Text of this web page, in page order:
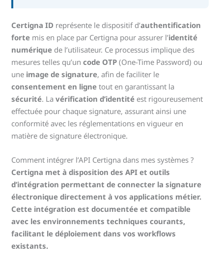
Certigna ID représente le dispositif d’authentification
forte mis en place par Certigna pour assurer l’identité
numérique de l’utilisateur. Ce processus implique des
mesures telles qu’uncode OTP (One-Time Password) ou
une image de signature, afin de faciliter le
consentement en ligne tout en garantissant la
sécurité. Lavérification d’identité est rigoureusement
effectuée pour chaque signature, assurant ainsi une
conformité avec les réglementations en vigueur en
matière de signature électronique.
Comment intégrer l’API Certigna dans mes systèmes ?
Certigna met à disposition des API et outils
d’intégration permettant de connecter la signature
électronique directement à vos applications métier.
Cette intégration est documentée et compatible
avec les environnements techniques courants,
facilitant le déploiement dans vos workflows
existants.